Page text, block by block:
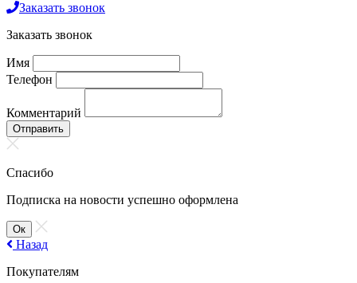
Заказать звонок
Заказать звонок
Имя
Телефон
Комментарий
Отправить
Спасибо
Подписка на новости успешно оформлена
Ок
Назад
Покупателям